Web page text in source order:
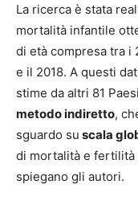
La ricerca è stata
mortalità infantile
di età compresa tra i
e il 2018. A questi
stime da altri 81
metodo indiretto,
sguardo su scala
di mortalità e fertilità
spiegano gli autori.